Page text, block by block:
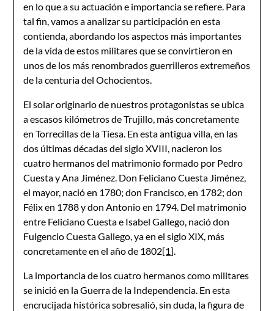
en lo que a su actuación e importancia se refiere. Para
tal fin, vamos a analizar su participación en esta
contienda, abordando los aspectos más importantes
de la vida de estos militares que se convirtieron en
unos de los más renombrados guerrilleros extremeños
de la centuria del Ochocientos.
El solar originario de nuestros protagonistas se ubica
a escasos kilómetros de Trujillo, más concretamente
en Torrecillas de la Tiesa. En esta antigua villa, en las
dos últimas décadas del siglo XVIII, nacieron los
cuatro hermanos del matrimonio formado por Pedro
Cuesta y Ana Jiménez. Don Feliciano Cuesta Jiménez,
el mayor, nació en 1780; don Francisco, en 1782; don
Félix en 1788 y don Antonio en 1794. Del matrimonio
entre Feliciano Cuesta e Isabel Gallego, nació don
Fulgencio Cuesta Gallego, ya en el siglo XIX, más
concretamente en el año de 1802[1].
La importancia de los cuatro hermanos como militares
se inició en la Guerra de la Independencia. En esta
encrucijada histórica sobresalió, sin duda, la figura de